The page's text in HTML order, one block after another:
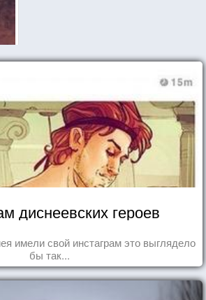
диснеевских героев
имели свой инстаграм это выглядело
бы так...